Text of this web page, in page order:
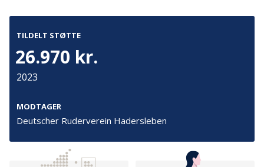
TILDELT STØTTE
26.970 kr.
2023
MODTAGER
Deutscher Ruderverein Hadersleben
Tilmeld nyhedsbrev
De seneste nyheder om TrygFondens og TryghedsGruppens
aktiviteter direkte i din indbakke.
Tilmeld